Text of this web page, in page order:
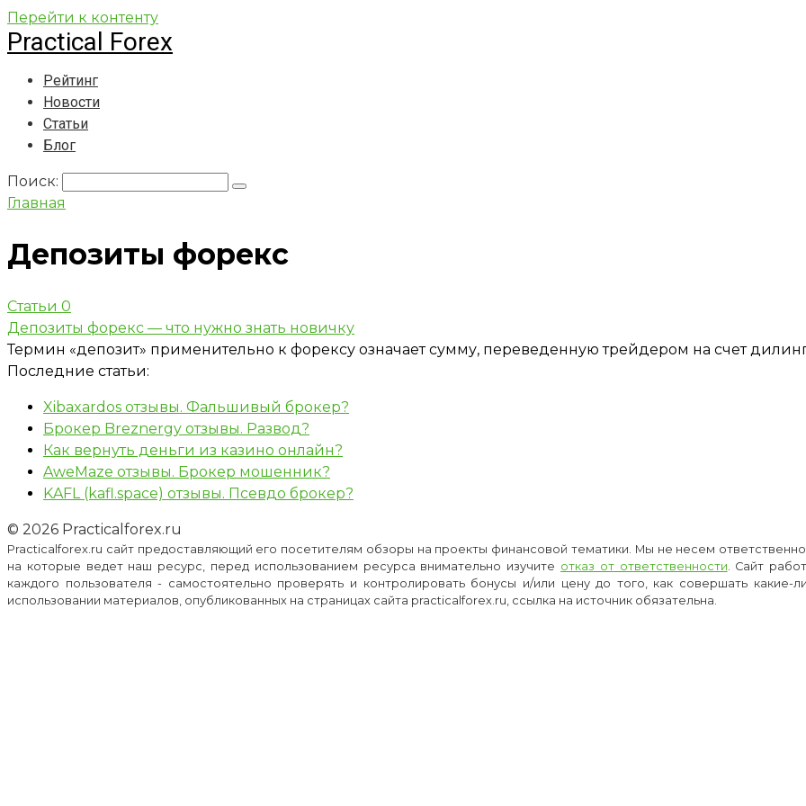
Перейти к контенту
Practical Forex
Рейтинг
Новости
Статьи
Блог
Поиск:
Главная
Депозиты форекс
Статьи 0
Депозиты форекс — что нужно знать новичку
Термин «депозит» применительно к форексу означает сумму, переведенную трейдером на счет
Последние статьи:
Xibaxardos отзывы. Фальшивый брокер?
Брокер Breznergy отзывы. Развод?
Как вернуть деньги из казино онлайн?
AweMaze отзывы. Брокер мошенник?
KAFL (kafl.space) отзывы. Псевдо брокер?
© 2026 Practicalforex.ru
Practicalforex.ru сайт предоставляющий его посетителям обзоры на проекты финансовой тематики. Мы не несем
на которые ведет наш ресурс, перед использованием ресурса внимательно изучите отказ от ответственности . Сайт
каждого пользователя - самостоятельно проверять и контролировать бонусы и/или цену до того, как совершать
использовании материалов, опубликованных на страницах сайта practicalforex.ru, ссылка на источник обязательна.